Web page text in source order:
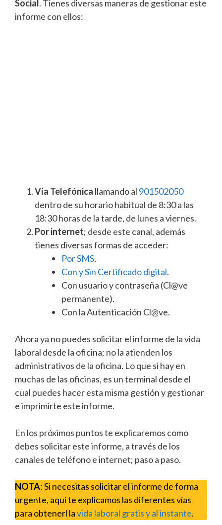
Social . Tienes diversas maneras de gestionar este
informe con ellos:
Vía Telefónica llamando al 901502050
dentro de su horario habitual de 8:30 a las
18:30 horas de la tarde, de lunes a viernes.
Por internet; desde este canal, además
tienes diversas formas de acceder:
Por SMS.
Con y Sin Certificado digital.
Con usuario y contraseña (Cl@ve
permanente).
Con la Autenticación Cl@ve.
Ahora ya no puedes solicitar el informe de la vida
laboral desde la oficina; no la atienden los
administrativos de la oficina. Lo que si hay en
muchas de las oficinas, es un terminal desde el
cual puedes hacer esta misma gestión y gestionar
e imprimirte este informe.
En los próximos puntos te explicaremos como
debes solicitar este informe, a través de los
canales de teléfono e internet; paso a paso.
NOTA: Si necesitas solicitar el informe de forma
urgente, aquí te explicamos las diferentes vías
para obtenerl lavida laboral gratis y al instante.